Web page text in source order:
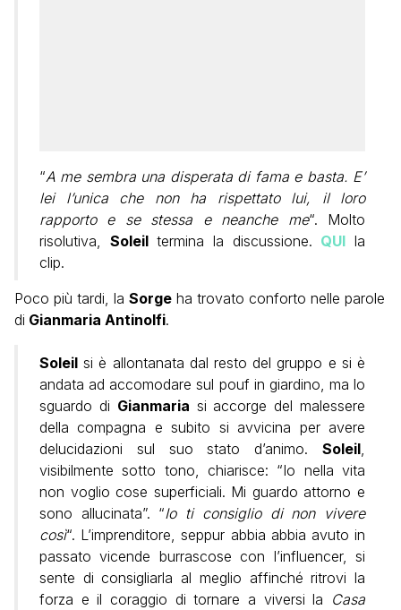
“A me sembra una disperata di fama e basta. E’
lei l’unica che non ha rispettato lui, il loro
rapporto e se stessa e neanche me“. Molto
risolutiva, Soleiltermina la discussione. QUI la
clip.
Poco più tardi, la Sorge ha trovato conforto nelle parole
di Gianmaria Antinolfi.
Soleil si è allontanata dal resto del gruppo e si è
andata ad accomodare sul pouf in giardino, ma lo
sguardo di Gianmaria si accorge del malessere
della compagna e subito si avvicina per avere
delucidazioni sul suo stato d’animo. Soleil,
visibilmente sotto tono, chiarisce: “Io nella vita
non voglio cose superficiali. Mi guardo attorno e
sono allucinata”. “Io ti consiglio di non vivere
così“. L’imprenditore, seppur abbia abbia avuto in
passato vicende burrascose con l’influencer, si
sente di consigliarla al meglio affinché ritrovi la
forza e il coraggio di tornare a viversi la Casa